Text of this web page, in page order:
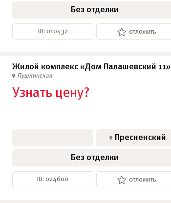
Без отделки
ID: 010432 отложить
Жилой комплекс «Дом Палашевский 11»
Пушкинская
Узнать цену?
Пресненский
Без отделки
ID: 024600 отложить